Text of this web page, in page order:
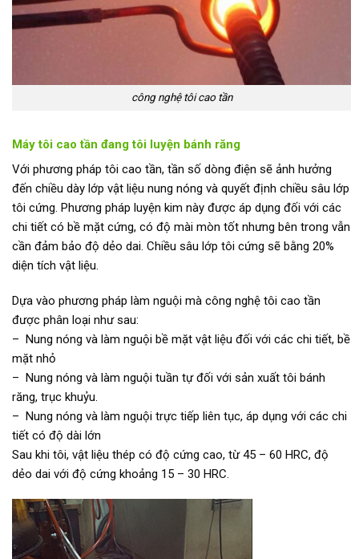
công nghệ tôi cao tần
Máy tôi cao tần đang tôi luyện bánh răng
Với phương pháp tôi cao tần, tần số dòng điện sẽ ảnh hưởng
đến chiều dày lớp vật liệu nung nóng và quyết định chiều sâu lớp
tôi cứng. Phương pháp luyện kim này được áp dụng đối với các
chi tiết có bề mặt cứng, có độ mài mòn tốt nhưng bên trong vẫn
cần đảm bảo độ dẻo dai. Chiều sâu lớp tôi cứng sẽ bằng 20%
diện tích vật liệu.
Dựa vào phương pháp làm nguội mà công nghệ tôi cao tần
được phân loại như sau:
– Nung nóng và làm nguội bề mặt vật liệu đối với các chi tiết, bề
mặt nhỏ
– Nung nóng và làm nguội tuần tự đối với sản xuất tôi bánh
răng, trục khuỷu.
– Nung nóng và làm nguội trực tiếp liên tục, áp dụng với các chi
tiết có độ dài lớn
Sau khi tôi, vật liệu thép có độ cứng cao, từ 45 – 60 HRC, độ
dẻo dai với độ cứng khoảng 15 – 30 HRC.